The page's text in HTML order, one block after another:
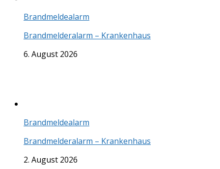
Brandmeldealarm
Brandmelderalarm – Krankenhaus
6. August 2026
Brandmeldealarm
Brandmelderalarm – Krankenhaus
2. August 2026